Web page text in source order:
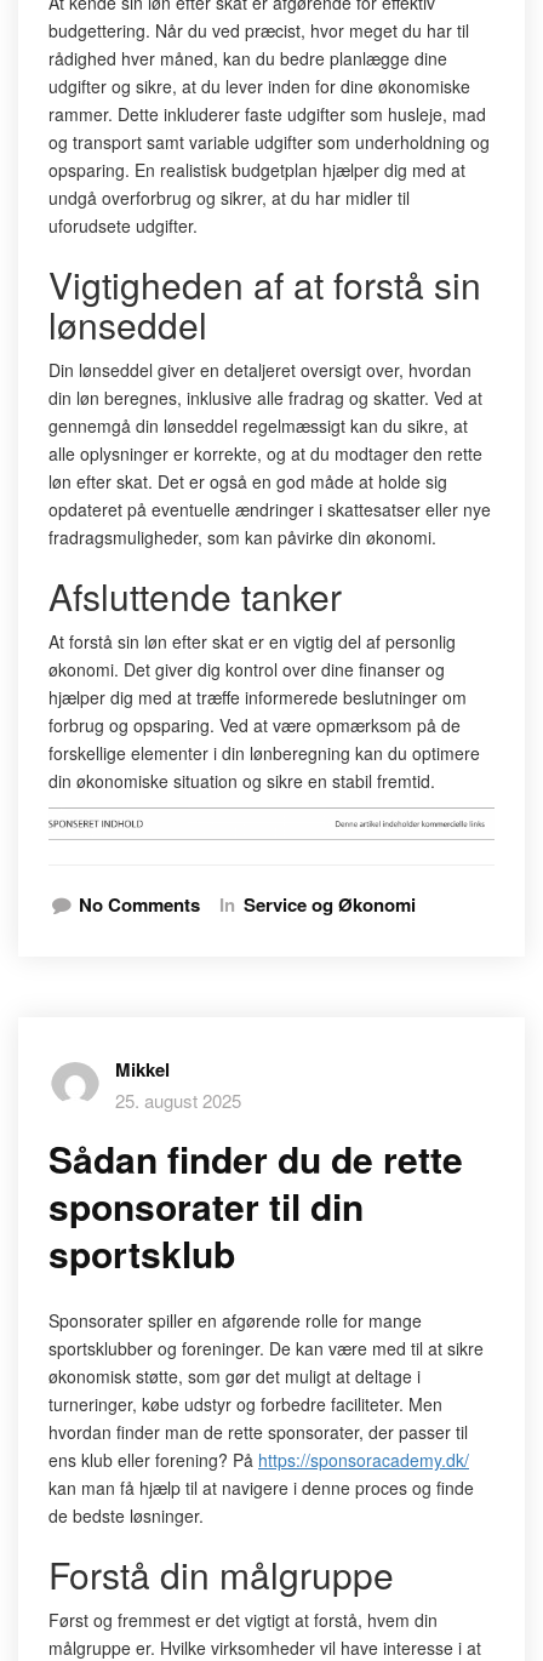
budgettering. Når du ved præcist, hvor meget du har til
rådighed hver måned, kan du bedre planlægge dine
udgifter og sikre, at du lever inden for dine økonomiske
rammer. Dette inkluderer faste udgifter som husleje, mad
og transport samt variable udgifter som underholdning og
opsparing. En realistisk budgetplan hjælper dig med at
undgå overforbrug og sikrer, at du har midler til
uforudsete udgifter.
Vigtigheden af at forstå sin
lønseddel
Din lønseddel giver en detaljeret oversigt over, hvordan
din løn beregnes, inklusive alle fradrag og skatter. Ved at
gennemgå din lønseddel regelmæssigt kan du sikre, at
alle oplysninger er korrekte, og at du modtager den rette
løn efter skat. Det er også en god måde at holde sig
opdateret på eventuelle ændringer i skattesatser eller nye
fradragsmuligheder, som kan påvirke din økonomi.
Afsluttende tanker
At forstå sin løn efter skat er en vigtig del af personlig
økonomi. Det giver dig kontrol over dine finanser og
hjælper dig med at træffe informerede beslutninger om
forbrug og opsparing. Ved at være opmærksom på de
forskellige elementer i din lønberegning kan du optimere
din økonomiske situation og sikre en stabil fremtid.
No Comments In Service og Økonomi
Mikkel
25. august 2025
Sådan finder du de rette
sponsorater til din
sportsklub
Sponsorater spiller en afgørende rolle for mange
sportsklubber og foreninger. De kan være med til at sikre
økonomisk støtte, som gør det muligt at deltage i
turneringer, købe udstyr og forbedre faciliteter. Men
hvordan finder man de rette sponsorater, der passer til
ens klub eller forening? På https://sponsoracademy.dk/
kan man få hjælp til at navigere i denne proces og finde
de bedste løsninger.
Forstå din målgruppe
Først og fremmest er det vigtigt at forstå, hvem din
målgruppe er. Hvilke virksomheder vil have interesse i at